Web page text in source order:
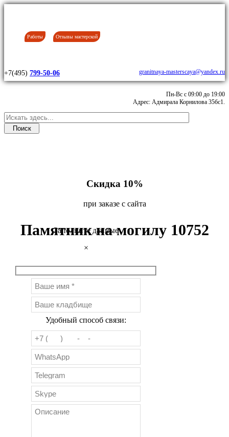
Работы Отзывы мастерской
+7(495) 799-50-06 granitnaya-masterscaya@yandex.ru
Пн-Вс с 09:00 до 19:00
Адрес: Адмирала Корнилова 35бс1.
Скидка 10%
при заказе с сайта
Памятник на могилу 10752
Заполните данные
×
Удобный способ связи: